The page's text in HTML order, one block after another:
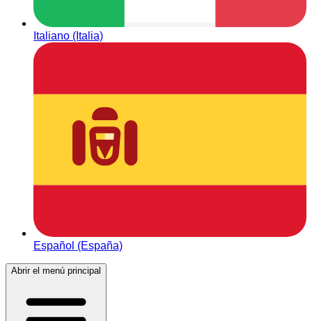
Italiano (Italia)
Español (España)
Abrir el menú principal